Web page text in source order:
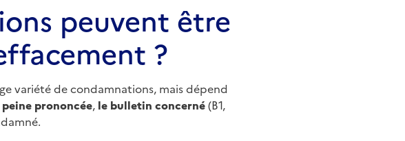
peuvent être
?
variété de condamnations, mais dépend
peine prononcée, le bulletin concerné(B1,